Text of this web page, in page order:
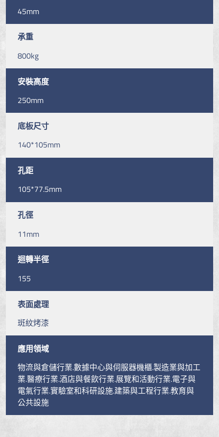
45mm
承重
800kg
安裝高度
250mm
底板尺寸
140*105mm
孔距
105*77.5mm
孔徑
11mm
迴轉半徑
155
表面處理
斑紋烤漆
應用領域
物流與倉儲行業.數據中心與伺服器機櫃.製造業與加工
業.醫療行業.酒店與餐飲行業.展覽和活動行業.電子與
電氣行業.實驗室和科研設施.建築與工程行業.教育與
公共設施